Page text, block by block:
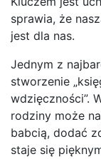
sprawia, że
jest dla nas.
Jednym z
stworzenie
wdzięczności”.
rodziny może
babcią, dodać
staje się